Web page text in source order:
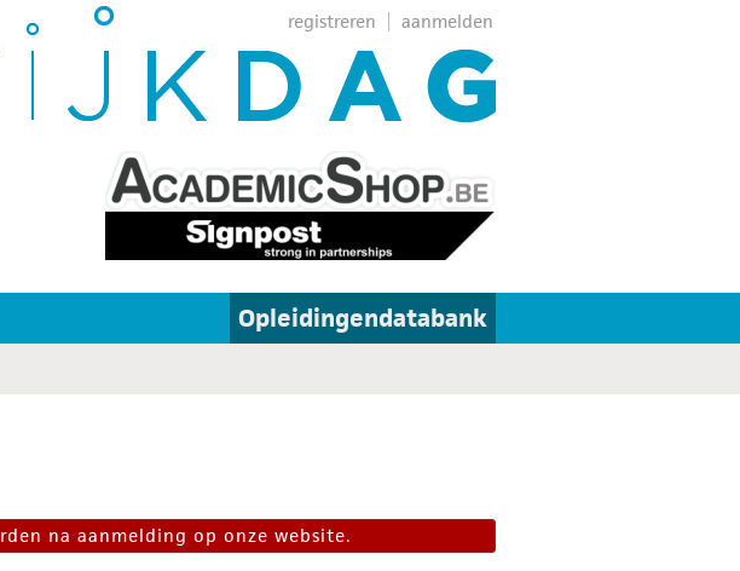
aanmelden
registreren
Opleidingendatabank
na aanmelding op onze website.